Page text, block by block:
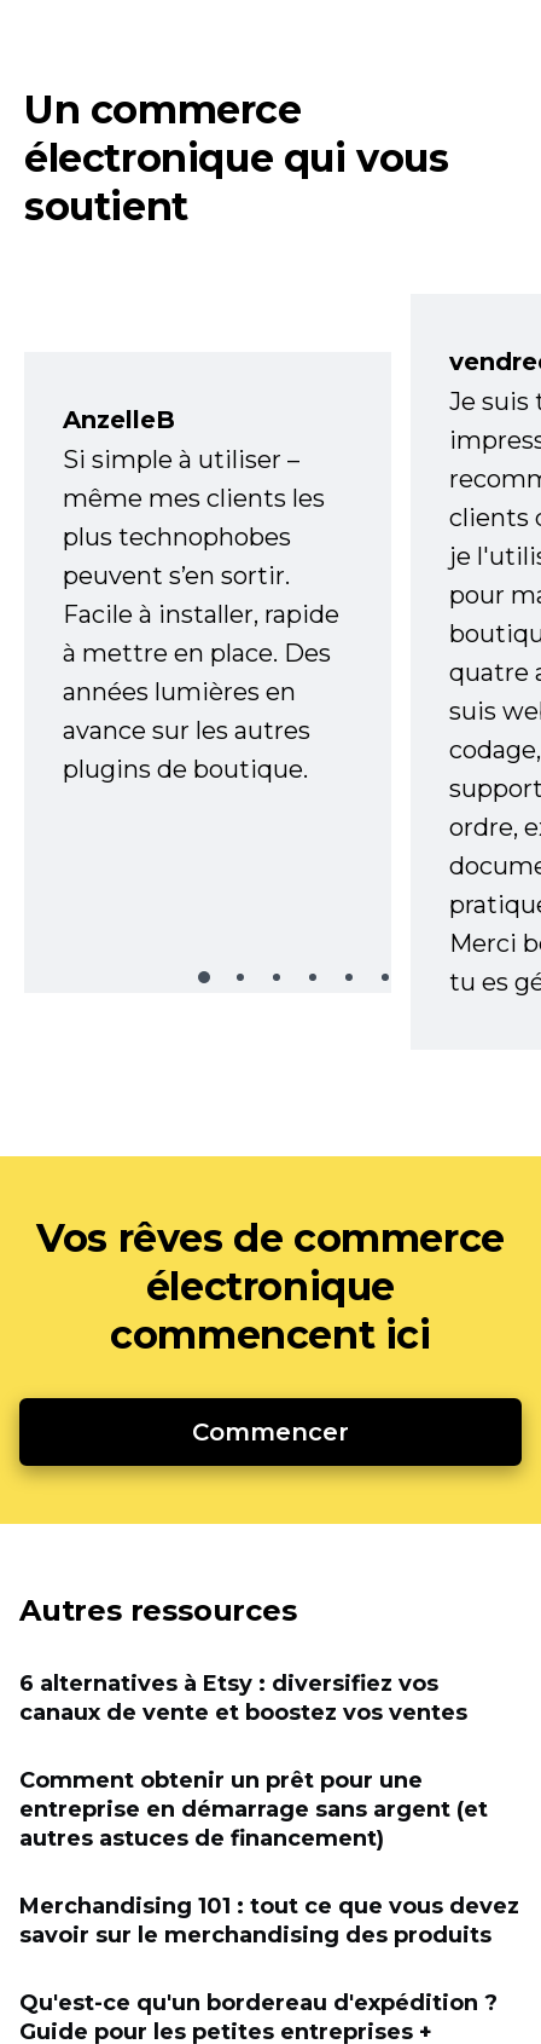
Un commerce
électronique qui vous
soutient
AnzelleB
Si simple à utiliser –
même mes clients les
plus technophobes
peuvent s’en sortir.
Facile à installer, rapide
à mettre en place. Des
années lumières en
avance sur les autres
plugins de boutique.
Je
clients
je
pour
quatre
suis
ordre,
Merci
tu es
Vos rêves de commerce
électronique
commencent ici
Commencer
Autres ressources
6 alternatives à Etsy : diversifiez vos
canaux de vente et boostez vos ventes
Comment obtenir un prêt pour une
entreprise en démarrage sans argent (et
autres astuces de financement)
Merchandising 101 : tout ce que vous devez
savoir sur le merchandising des produits
Qu'est-ce qu'un bordereau d'expédition ?
Guide pour les petites entreprises +